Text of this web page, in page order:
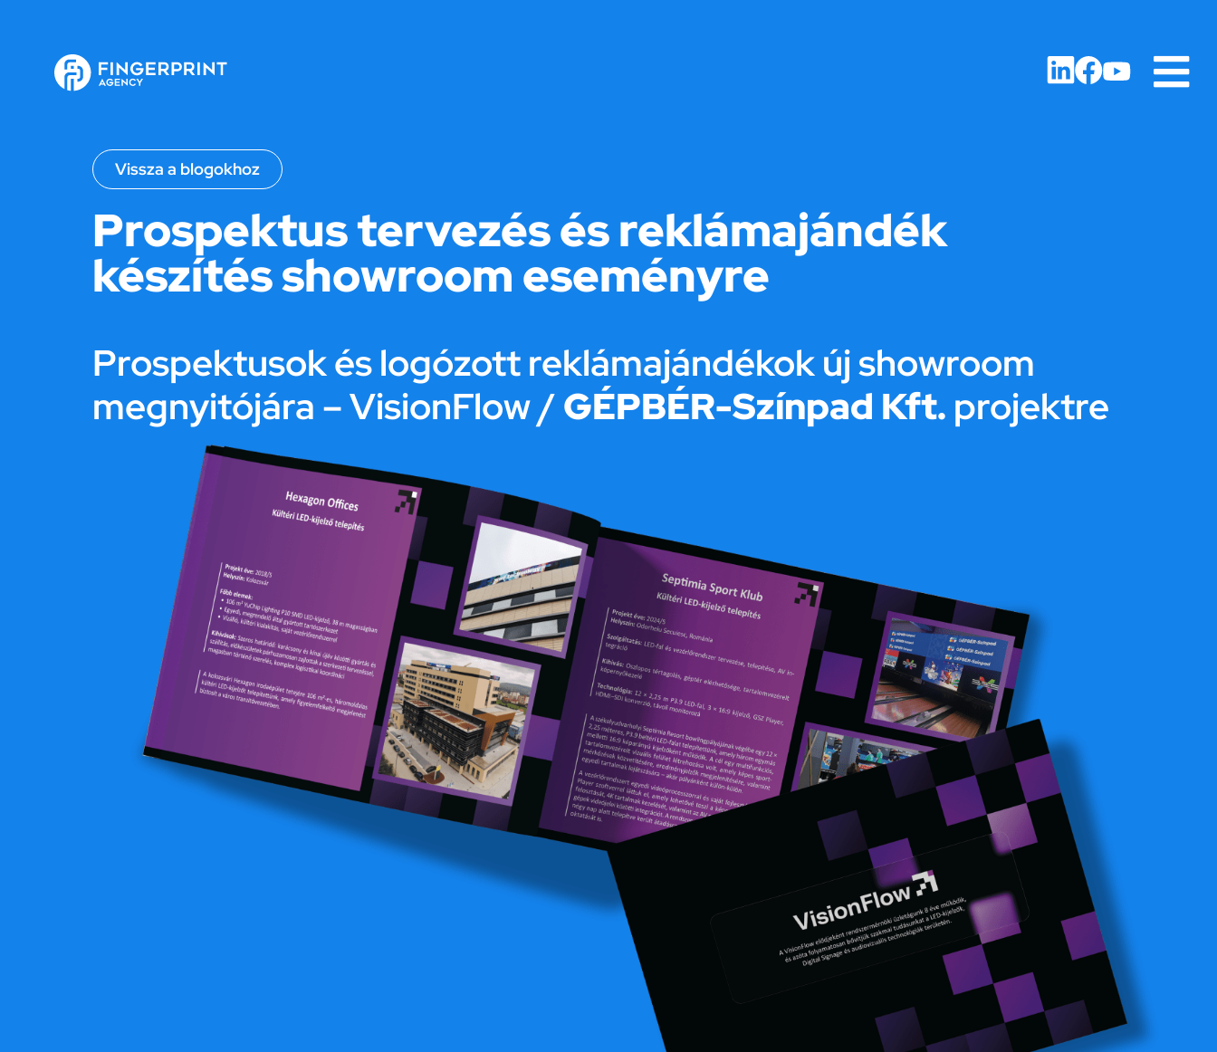
Vissza a blogokhoz
Prospektus tervezés és reklámajándék
készítés showroom eseményre
Prospektusok és logózott reklámajándékok új showroom
megnyitójára – VisionFlow /GÉPBÉR-Színpad Kft. projektre